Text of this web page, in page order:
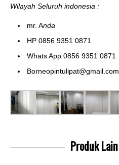
Wilayah Seluruh indonesia :
mr. Anda
HP 0856 9351 0871
Whats App 0856 9351 0871
Borneopintulipat@gmail.com
Produk Lain